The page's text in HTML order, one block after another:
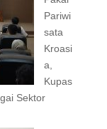
Pariwi
sata
Kroasi
a,
Kupas
Sektor